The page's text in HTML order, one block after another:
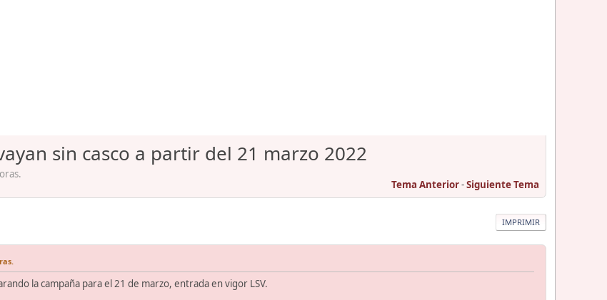
sin casco a partir del 21 marzo 2022
Tema Anterior-Siguiente Tema
IMPRIMIR
la campaña para el 21 de marzo, entrada en vigor LSV.